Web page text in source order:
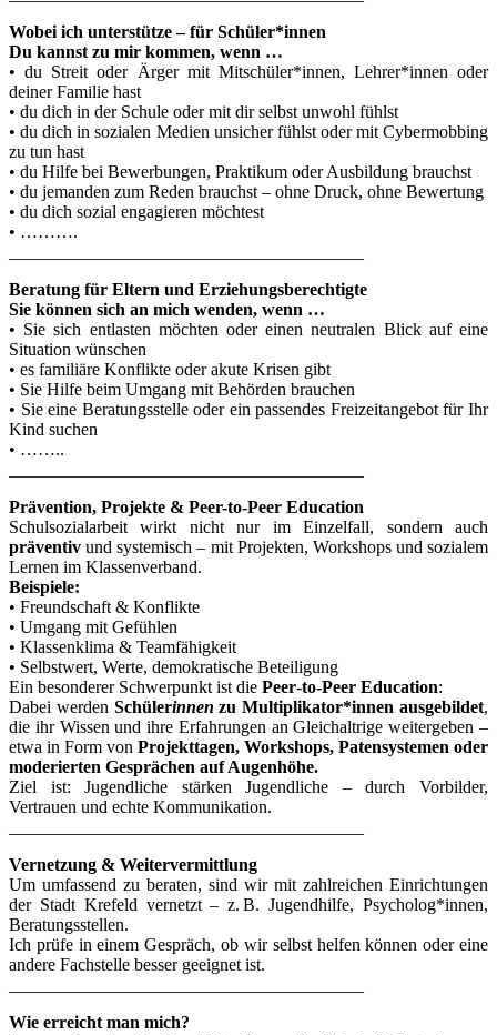
Wobei ich unterstütze – für Schüler*innen
Du kannst zu mir kommen, wenn …
• du Streit oder Ärger mit Mitschüler*innen, Lehrer*innen oder
deiner Familie hast
• du dich in der Schule oder mit dir selbst unwohl fühlst
• du dich in sozialen Medien unsicher fühlst oder mit Cybermobbing
zu tun hast
• du Hilfe bei Bewerbungen, Praktikum oder Ausbildung brauchst
• du jemanden zum Reden brauchst – ohne Druck, ohne Bewertung
• du dich sozial engagieren möchtest
• ……….
Beratung für Eltern und Erziehungsberechtigte
Sie können sich an mich wenden, wenn …
• Sie sich entlasten möchten oder einen neutralen Blick auf eine
Situation wünschen
• es familiäre Konflikte oder akute Krisen gibt
• Sie Hilfe beim Umgang mit Behörden brauchen
• Sie eine Beratungsstelle oder ein passendes Freizeitangebot für Ihr
Kind suchen
• ……..
Prävention, Projekte & Peer-to-Peer Education
Schulsozialarbeit wirkt nicht nur im Einzelfall, sondern auch
präventiv und systemisch – mit Projekten, Workshops und sozialem
Lernen im Klassenverband.
Beispiele:
• Freundschaft & Konflikte
• Umgang mit Gefühlen
• Klassenklima & Teamfähigkeit
• Selbstwert, Werte, demokratische Beteiligung
Ein besonderer Schwerpunkt ist die Peer-to-Peer Education:
Dabei werden Schülerinnen zu Multiplikator*innen ausgebildet,
die ihr Wissen und ihre Erfahrungen an Gleichaltrige weitergeben –
etwa in Form von Projekttagen, Workshops, Patensystemen oder
moderierten Gesprächen auf Augenhöhe.
Ziel ist: Jugendliche stärken Jugendliche – durch Vorbilder,
Vertrauen und echte Kommunikation.
Vernetzung & Weitervermittlung
Um umfassend zu beraten, sind wir mit zahlreichen Einrichtungen
der Stadt Krefeld vernetzt – z. B. Jugendhilfe, Psycholog*innen,
Beratungsstellen.
Ich prüfe in einem Gespräch, ob wir selbst helfen können oder eine
andere Fachstelle besser geeignet ist.
Wie erreicht man mich?